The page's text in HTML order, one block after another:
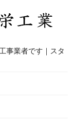
事業者です｜スタ